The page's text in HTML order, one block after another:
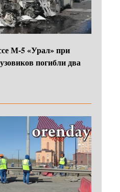
М-5 «Урал» при
погибли два